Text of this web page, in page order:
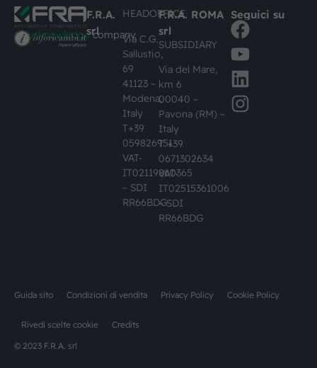
#busknowledgecompany
F.R.A.
srl
HEADOFFICE
Via C.G.
Sallustio,
69
41123 –
Modena,
Italy
T+39
059826951
VAT-
IT02119860365
– SDI
RR66BDG
F.R.A. ROMA
srl
SUBSIDIARY
Via del Mare,
km 6
00040 –
Pavona (RM) –
Italy
T +39
0671302634
VAT-
IT02515361006
– SDI
RR66BDG
Seguici su
© 2023 F.R.A. srl
Guida sito Condizioni di vendita Privacy Policy Cookie Policy
Rivedi scelte cookie Credits